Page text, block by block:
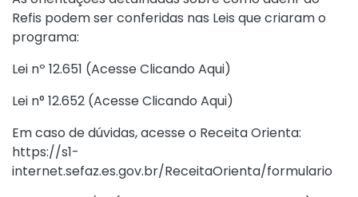
Refis podem ser conferidas nas Leis que criaram o
programa:
Lei nº 12.651 (Acesse Clicando Aqui)
Lei n° 12.652 (Acesse Clicando Aqui)
Em caso de dúvidas, acesse o Receita Orienta:
https://s1-
internet.sefaz.es.gov.br/ReceitaOrienta/formulario